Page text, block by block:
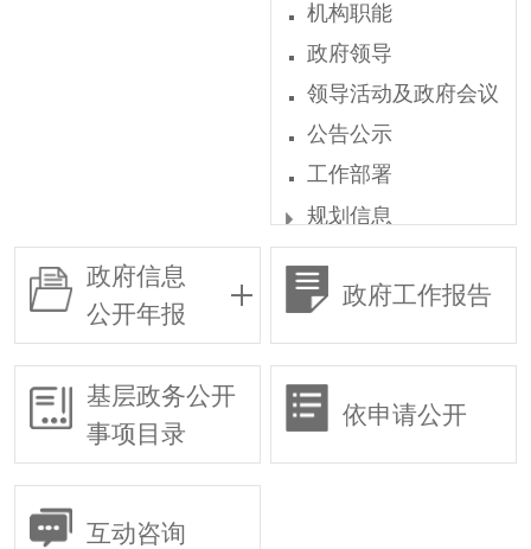
机构职能
政府领导
领导活动及政府会议
公告公示
工作部署
规划信息
统计信息
权责清单
行政许可
行政复议
行政执法
政府信息
公开年报
政府工作报告
基层政务公开
事项目录
依申请公开
互动咨询